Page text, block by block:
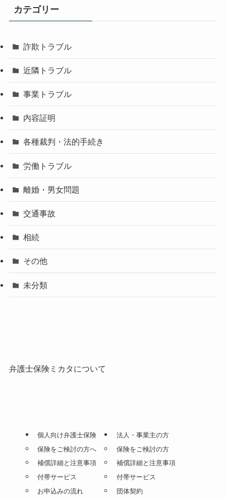
カテゴリー
詐欺トラブル
近隣トラブル
事業トラブル
内容証明
各種裁判・法的手続き
労働トラブル
離婚・男女問題
交通事故
相続
その他
未分類
弁護士保険ミカタについて
個人向け弁護士保険
保険をご検討の方へ
補償詳細と注意事項
付帯サービス
お申込みの流れ
法人・事業主の方
保険をご検討の方
補償詳細と注意事項
付帯サービス
団体契約